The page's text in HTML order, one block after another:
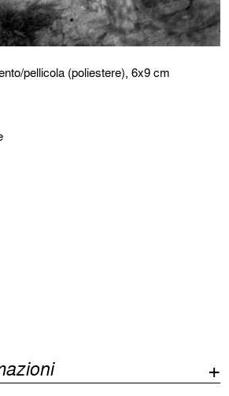
pellicola (poliestere), 6x9 cm